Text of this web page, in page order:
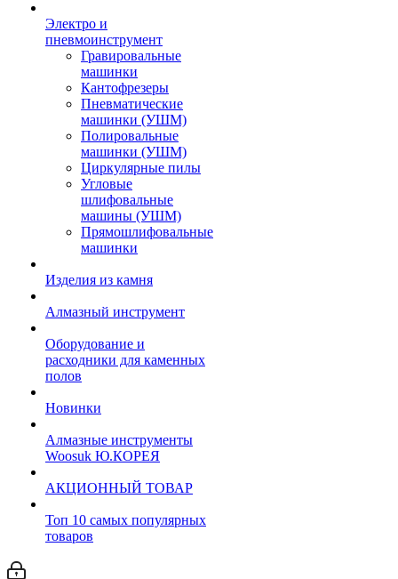
Электро и
пневмоинструмент
Гравировальные
машинки
Кантофрезеры
Пневматические
машинки (УШМ)
Полировальные
машинки (УШМ)
Циркулярные пилы
Угловые
шлифовальные
машины (УШМ)
Прямошлифовальные
машинки
Изделия из камня
Алмазный инструмент
Оборудование и
расходники для каменных
полов
Новинки
Алмазные инструменты
Woosuk Ю.КОРЕЯ
АКЦИОННЫЙ ТОВАР
Топ 10 самых популярных
товаров